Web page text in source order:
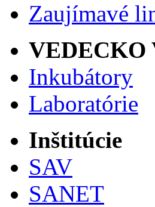
Zaujímavé
VEDECKO
Inkubátory
Laboratórie
Inštitúcie
SAV
SANET